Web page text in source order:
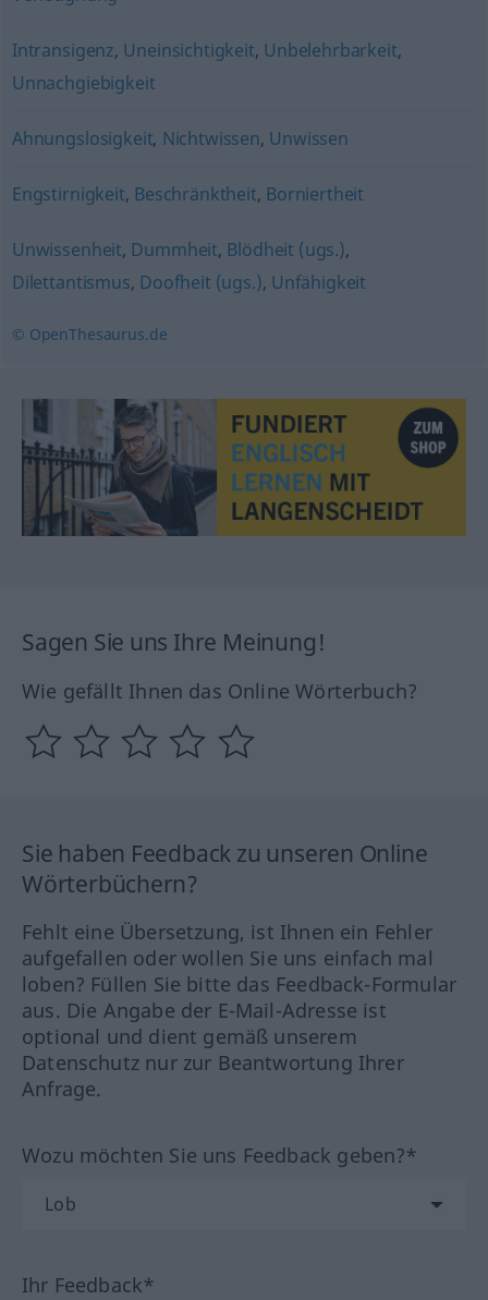
Intransigenz, Uneinsichtigkeit, Unbelehrbarkeit,
Unnachgiebigkeit
Ahnungslosigkeit, Nichtwissen, Unwissen
Engstirnigkeit, Beschränktheit, Borniertheit
Unwissenheit, Dummheit, Blödheit (ugs.),
Dilettantismus, Doofheit (ugs.), Unfähigkeit
© OpenThesaurus.de
Sagen Sie uns Ihre Meinung!
Wie gefällt Ihnen das Online Wörterbuch?
Sie haben Feedback zu unseren Online
Wörterbüchern?
Fehlt eine Übersetzung, ist Ihnen ein Fehler
aufgefallen oder wollen Sie uns einfach mal
loben? Füllen Sie bitte das Feedback-Formular
aus. Die Angabe der E-Mail-Adresse ist
optional und dient gemäß unserem
Datenschutz nur zur Beantwortung Ihrer
Anfrage.
Wozu möchten Sie uns Feedback geben?*
Ihr Feedback*